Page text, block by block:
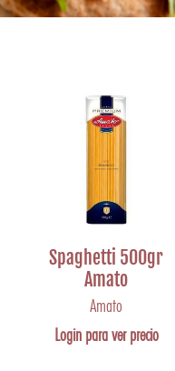
Spaghetti 500gr
Amato
Amato
Login para ver precio